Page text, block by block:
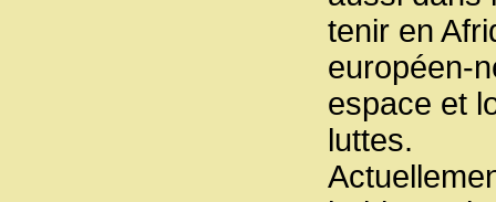
tenir en
européen-
espace et
luttes.